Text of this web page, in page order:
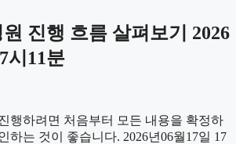
진행 흐름 살펴보기 2026
시11분
행하려면 처음부터 모든 내용을 확정하
하는 것이 좋습니다. 2026년06월17일 17